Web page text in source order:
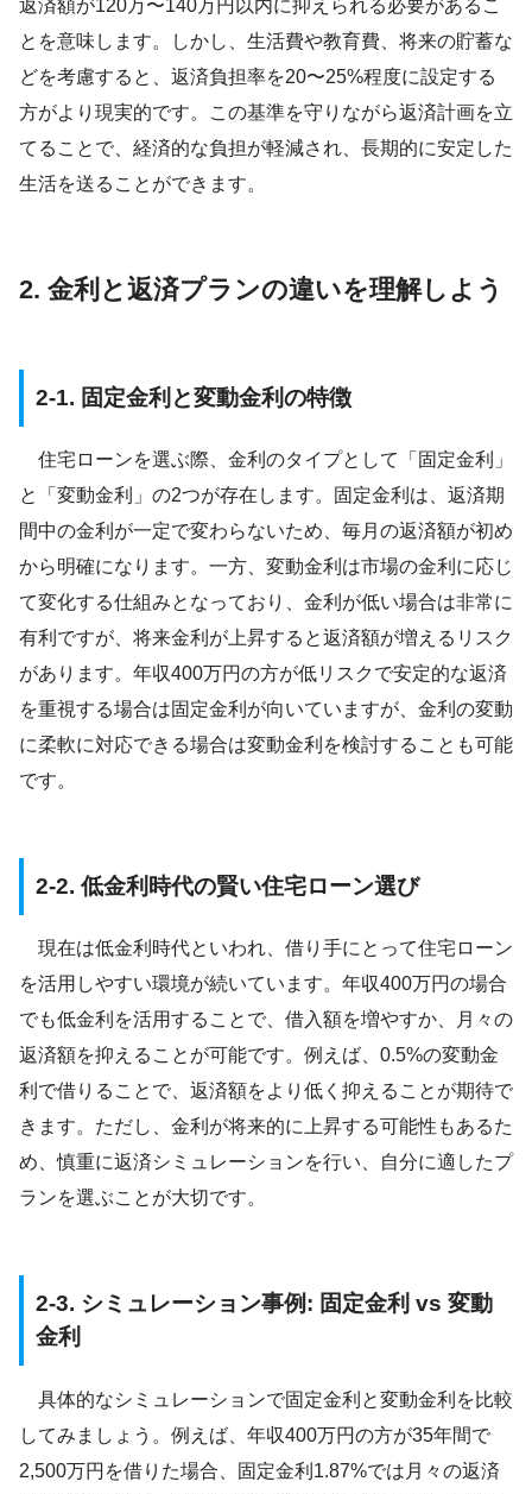
返済額が120万〜140万円以内に抑えられる必要があるこ
とを意味します。しかし、生活費や教育費、将来の貯蓄な
どを考慮すると、返済負担率を20〜25%程度に設定する
方がより現実的です。この基準を守りながら返済計画を立
てることで、経済的な負担が軽減され、長期的に安定した
生活を送ることができます。
2. 金利と返済プランの違いを理解しよう
2-1. 固定金利と変動金利の特徴
住宅ローンを選ぶ際、金利のタイプとして「固定金利」
と「変動金利」の2つが存在します。固定金利は、返済期
間中の金利が一定で変わらないため、毎月の返済額が初め
から明確になります。一方、変動金利は市場の金利に応じ
て変化する仕組みとなっており、金利が低い場合は非常に
有利ですが、将来金利が上昇すると返済額が増えるリスク
があります。年収400万円の方が低リスクで安定的な返済
を重視する場合は固定金利が向いていますが、金利の変動
に柔軟に対応できる場合は変動金利を検討することも可能
です。
2-2. 低金利時代の賢い住宅ローン選び
現在は低金利時代といわれ、借り手にとって住宅ローン
を活用しやすい環境が続いています。年収400万円の場合
でも低金利を活用することで、借入額を増やすか、月々の
返済額を抑えることが可能です。例えば、0.5%の変動金
利で借りることで、返済額をより低く抑えることが期待で
きます。ただし、金利が将来的に上昇する可能性もあるた
め、慎重に返済シミュレーションを行い、自分に適したプ
ランを選ぶことが大切です。
2-3. シミュレーション事例: 固定金利 vs 変動
金利
具体的なシミュレーションで固定金利と変動金利を比較
してみましょう。例えば、年収400万円の方が35年間で
2,500万円を借りた場合、固定金利1.87%では月々の返済